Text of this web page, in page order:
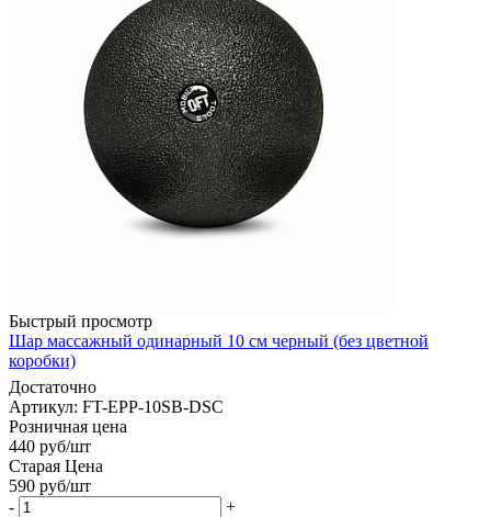
Быстрый просмотр
Шар массажный одинарный 10 см черный (без цветной
коробки)
Достаточно
Артикул: FT-EPP-10SB-DSC
Розничная цена
440 руб/шт
Старая Цена
590 руб/шт
-
+